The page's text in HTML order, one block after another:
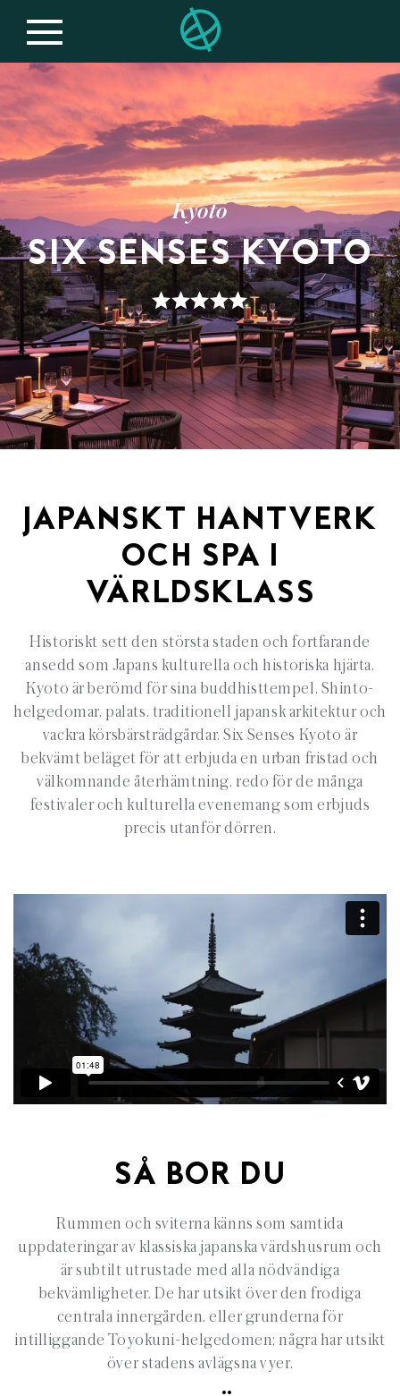
Kyoto
SIX SENSES KYOTO
JAPANSKT HANTVERK
OCH SPA I
VÄRLDSKLASS
Historiskt sett den största staden och fortfarande
ansedd som Japans kulturella och historiska hjärta,
Kyoto är berömd för sina buddhisttempel, Shinto-
helgedomar, palats, traditionell japansk arkitektur och
vackra körsbärsträdgårdar. Six Senses Kyoto är
bekvämt beläget för att erbjuda en urban fristad och
välkomnande återhämtning, redo för de många
festivaler och kulturella evenemang som erbjuds
precis utanför dörren.
SÅ BOR DU
Rummen och sviterna känns som samtida
uppdateringar av klassiska japanska värdshusrum och
är subtilt utrustade med alla nödvändiga
bekvämligheter. De har utsikt över den frodiga
centrala innergården, eller grunderna för
intilliggande Toyokuni-helgedomen; några har utsikt
över stadens avlägsna vyer.